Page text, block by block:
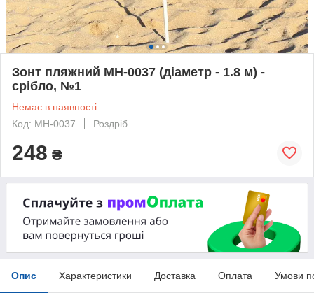
Зонт пляжний МН-0037 (діаметр - 1.8 м) -
срібло, №1
Немає в наявності
Код: МН-0037
Роздріб
248 ₴
Опис Характеристики Доставка Оплата Умови